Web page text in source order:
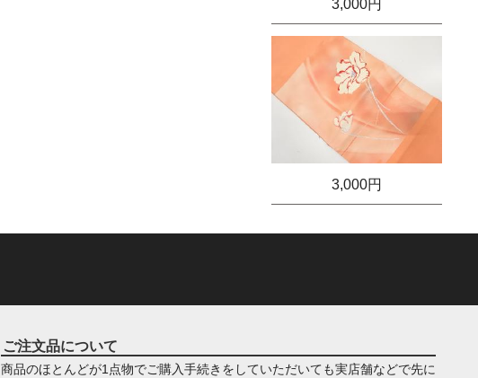
3,000円
3,000円
ご注文品について
商品のほとんどが1点物でご購入手続きをしていただいても実店舗などで先に